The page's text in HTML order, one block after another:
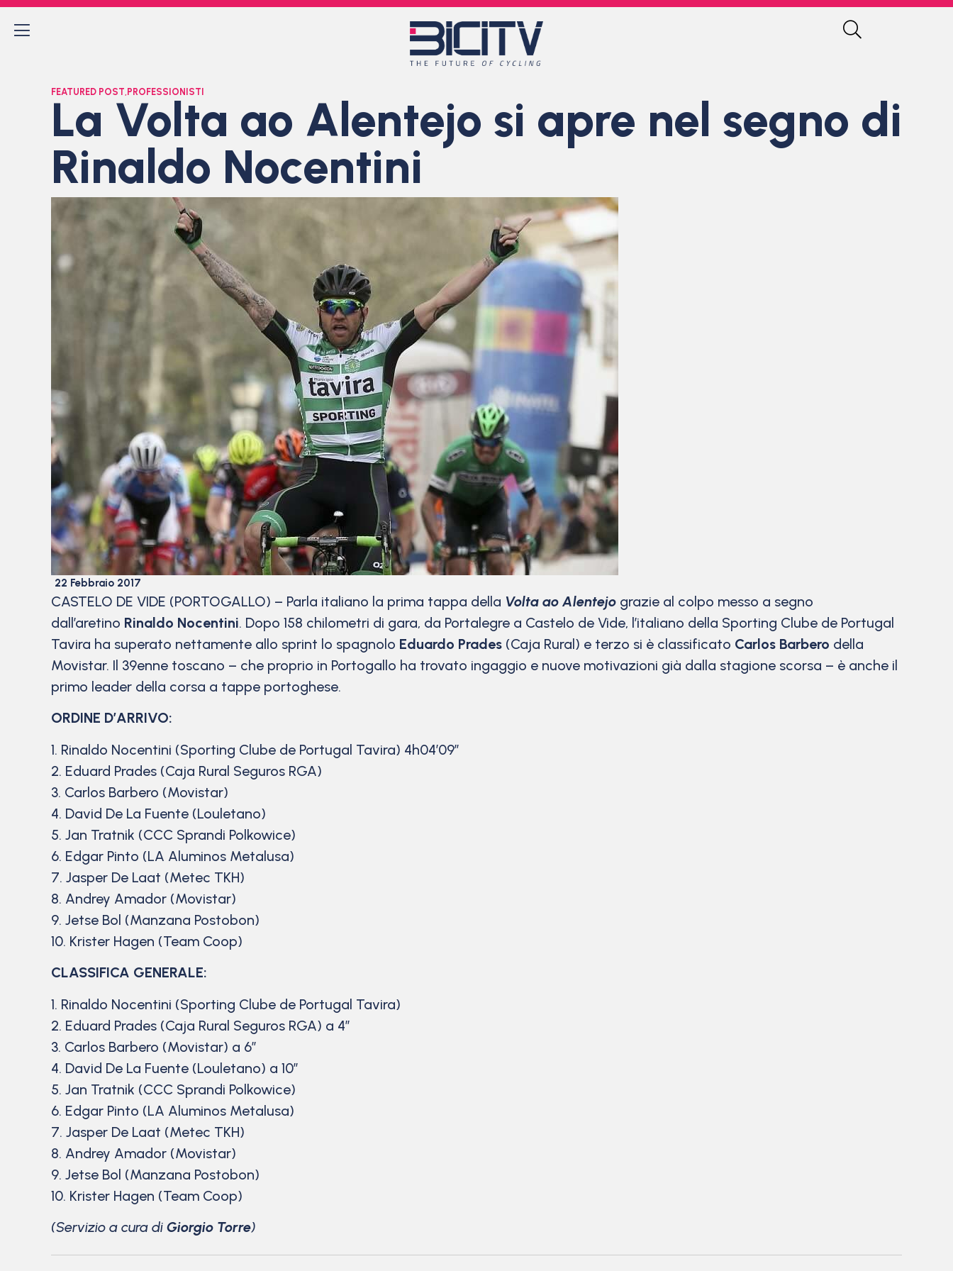
FEATURED POST, PROFESSIONISTI
La Volta ao Alentejo si apre nel segno di
Rinaldo Nocentini
22 Febbraio 2017
CASTELO DE VIDE (PORTOGALLO) – Parla italiano la prima tappa della Volta ao Alentejo grazie al colpo messo a segno
dall’aretino Rinaldo Nocentini. Dopo 158 chilometri di gara, da Portalegre a Castelo de Vide, l’italiano della Sporting Clube de Portugal
Tavira ha superato nettamente allo sprint lo spagnolo Eduardo Prades (Caja Rural) e terzo si è classificato Carlos Barbero della
Movistar. Il 39enne toscano – che proprio in Portogallo ha trovato ingaggio e nuove motivazioni già dalla stagione scorsa – è anche il
primo leader della corsa a tappe portoghese.
ORDINE D’ARRIVO:
1. Rinaldo Nocentini (Sporting Clube de Portugal Tavira) 4h04’09”
2. Eduard Prades (Caja Rural Seguros RGA)
3. Carlos Barbero (Movistar)
4. David De La Fuente (Louletano)
5. Jan Tratnik (CCC Sprandi Polkowice)
6. Edgar Pinto (LA Aluminos Metalusa)
7. Jasper De Laat (Metec TKH)
8. Andrey Amador (Movistar)
9. Jetse Bol (Manzana Postobon)
10. Krister Hagen (Team Coop)
CLASSIFICA GENERALE:
1. Rinaldo Nocentini (Sporting Clube de Portugal Tavira)
2. Eduard Prades (Caja Rural Seguros RGA) a 4”
3. Carlos Barbero (Movistar) a 6”
4. David De La Fuente (Louletano) a 10”
5. Jan Tratnik (CCC Sprandi Polkowice)
6. Edgar Pinto (LA Aluminos Metalusa)
7. Jasper De Laat (Metec TKH)
8. Andrey Amador (Movistar)
9. Jetse Bol (Manzana Postobon)
10. Krister Hagen (Team Coop)
(Servizio a cura di Giorgio Torre)